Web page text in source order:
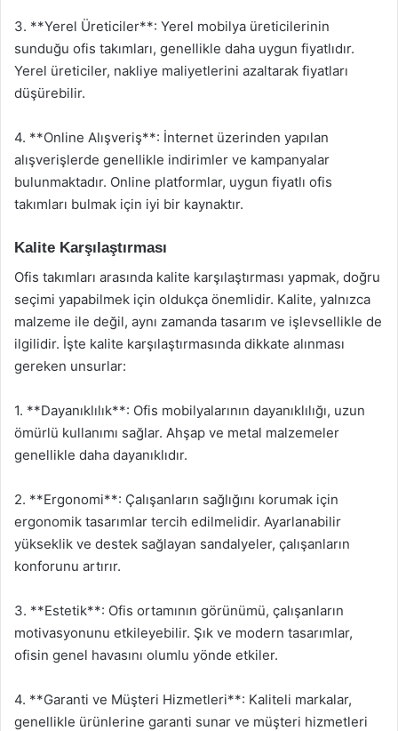
3. **Yerel Üreticiler**: Yerel mobilya üreticilerinin
sunduğu ofis takımları, genellikle daha uygun fiyatlıdır.
Yerel üreticiler, nakliye maliyetlerini azaltarak fiyatları
düşürebilir.
4. **Online Alışveriş**: İnternet üzerinden yapılan
alışverişlerde genellikle indirimler ve kampanyalar
bulunmaktadır. Online platformlar, uygun fiyatlı ofis
takımları bulmak için iyi bir kaynaktır.
Kalite Karşılaştırması
Ofis takımları arasında kalite karşılaştırması yapmak, doğru
seçimi yapabilmek için oldukça önemlidir. Kalite, yalnızca
malzeme ile değil, aynı zamanda tasarım ve işlevsellikle de
ilgilidir. İşte kalite karşılaştırmasında dikkate alınması
gereken unsurlar:
1. **Dayanıklılık**: Ofis mobilyalarının dayanıklılığı, uzun
ömürlü kullanımı sağlar. Ahşap ve metal malzemeler
genellikle daha dayanıklıdır.
2. **Ergonomi**: Çalışanların sağlığını korumak için
ergonomik tasarımlar tercih edilmelidir. Ayarlanabilir
yükseklik ve destek sağlayan sandalyeler, çalışanların
konforunu artırır.
3. **Estetik**: Ofis ortamının görünümü, çalışanların
motivasyonunu etkileyebilir. Şık ve modern tasarımlar,
ofisin genel havasını olumlu yönde etkiler.
4. **Garanti ve Müşteri Hizmetleri**: Kaliteli markalar,
genellikle ürünlerine garanti sunar ve müşteri hizmetleri